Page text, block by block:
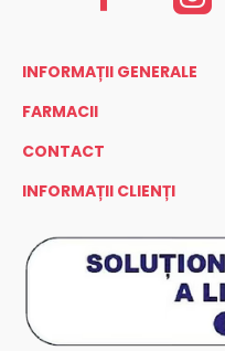
INFORMAȚII GENERALE
FARMACII
CONTACT
INFORMAȚII CLIENȚI